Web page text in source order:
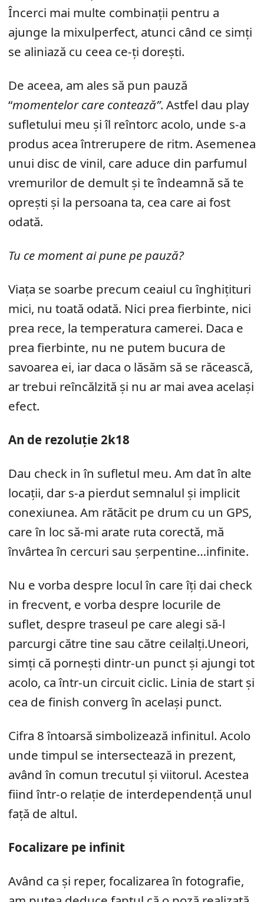
Încerci mai multe combinații pentru a
ajunge la mixulperfect, atunci când ce simți
se aliniază cu ceea ce-ți dorești.
De aceea, am ales să pun pauză
“momentelor care contează”. Astfel dau play
sufletului meu și îl reîntorc acolo, unde s-a
produs acea întrerupere de ritm. Asemenea
unui disc de vinil, care aduce din parfumul
vremurilor de demult și te îndeamnă să te
oprești și la persoana ta, cea care ai fost
odată.
Tu ce moment ai pune pe pauză?
Viața se soarbe precum ceaiul cu înghițituri
mici, nu toată odată. Nici prea fierbinte, nici
prea rece, la temperatura camerei. Daca e
prea fierbinte, nu ne putem bucura de
savoarea ei, iar daca o lăsăm să se răcească,
ar trebui reîncălzită și nu ar mai avea același
efect.
An de rezoluție 2k18
Dau check in în sufletul meu. Am dat în alte
locații, dar s-a pierdut semnalul și implicit
conexiunea. Am rătăcit pe drum cu un GPS,
care în loc să-mi arate ruta corectă, mă
învârtea în cercuri sau șerpentine…infinite.
Nu e vorba despre locul în care îți dai check
in frecvent, e vorba despre locurile de
suflet, despre traseul pe care alegi să-l
parcurgi către tine sau către ceilalți.Uneori,
simți că pornești dintr-un punct și ajungi tot
acolo, ca într-un circuit ciclic. Linia de start și
cea de finish converg în același punct.
Cifra 8 întoarsă simbolizează infinitul. Acolo
unde timpul se intersectează in prezent,
având în comun trecutul și viitorul. Acestea
fiind într-o relație de interdependență unul
față de altul.
Focalizare pe infinit
Având ca și reper, focalizarea în fotografie,